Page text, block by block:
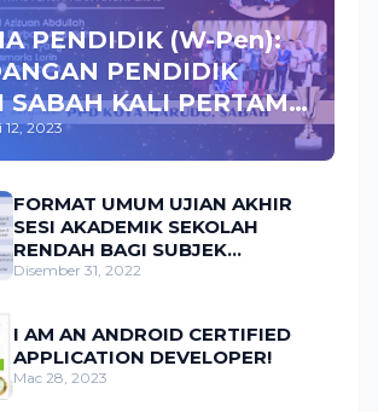
PENDIDIK (W-Pen):
PENDIDIK
SABAH KALI PERTAMA
12, 2023
FORMAT UMUM UJIAN AKHIR
SESI AKADEMIK SEKOLAH
RENDAH BAGI SUBJEK
MATEMATIK
Disember 31, 2022
I AM AN ANDROID CERTIFIED
APPLICATION DEVELOPER!
Mac 28, 2023